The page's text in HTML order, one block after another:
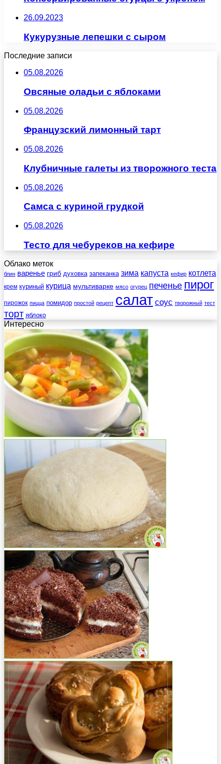
26.09.2023
Кукурузные лепешки с сыром
Последние записи
05.08.2026
Овсяные оладьи с яблоками
05.08.2026
Французский лимонный тарт
05.08.2026
Клубничные галеты из творожного теста
05.08.2026
Самса с куриной грудкой
05.08.2026
Тесто для чебуреков на кефире
Облако меток
блин варенье гриб духовка запеканка зима капуста кефир котлета
крем куриный курица мультиварке мясо огурец печенье пирог
пирожок пицца помидор простой рецепт салат соус творожный тест
торт яблоко
Интересно